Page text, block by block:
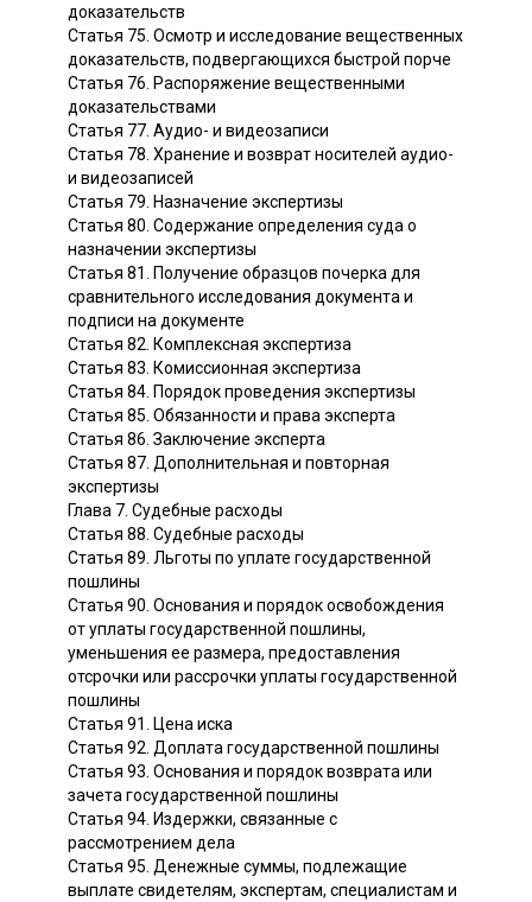
доказательств
Статья 75. Осмотр и исследование вещественных
доказательств, подвергающихся быстрой порче
Статья 76. Распоряжение вещественными
доказательствами
Статья 77. Аудио- и видеозаписи
Статья 78. Хранение и возврат носителей аудио-
и видеозаписей
Статья 79. Назначение экспертизы
Статья 80. Содержание определения суда о
назначении экспертизы
Статья 81. Получение образцов почерка для
сравнительного исследования документа и
подписи на документе
Статья 82. Комплексная экспертиза
Статья 83. Комиссионная экспертиза
Статья 84. Порядок проведения экспертизы
Статья 85. Обязанности и права эксперта
Статья 86. Заключение эксперта
Статья 87. Дополнительная и повторная
экспертизы
Глава 7. Судебные расходы
Статья 88. Судебные расходы
Статья 89. Льготы по уплате государственной
пошлины
Статья 90. Основания и порядок освобождения
от уплаты государственной пошлины,
уменьшения ее размера, предоставления
отсрочки или рассрочки уплаты государственной
пошлины
Статья 91. Цена иска
Статья 92. Доплата государственной пошлины
Статья 93. Основания и порядок возврата или
зачета государственной пошлины
Статья 94. Издержки, связанные с
рассмотрением дела
Статья 95. Денежные суммы, подлежащие
выплате свидетелям, экспертам, специалистам и